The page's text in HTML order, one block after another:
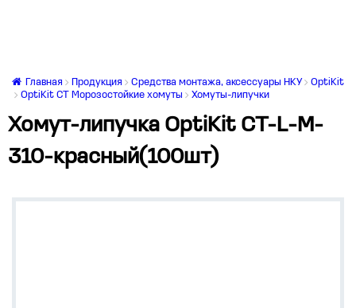
Главная Продукция Средства монтажа, аксессуары НКУ
OptiKit
OptiKit CT Морозостойкие хомуты
Хомуты-липучки
Хомут-липучка OptiKit CT-L-M-
310-красный(100шт)